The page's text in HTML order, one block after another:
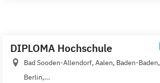
DIPLOMA Hochschule
Bad Sooden-Allendorf, Aalen, Baden-Baden,
Berlin,...